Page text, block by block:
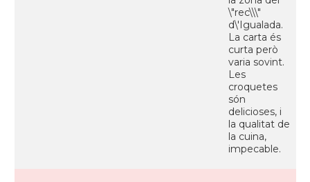
\"rec\\\"
d\'Igualada.
La carta és
curta però
varia sovint.
Les
croquetes
són
delicioses, i
la qualitat de
la cuina,
impecable.